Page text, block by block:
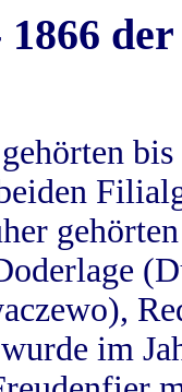
1866
im